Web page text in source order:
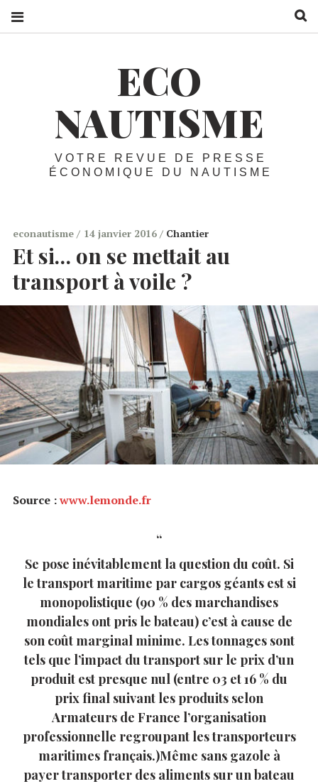
ECO
NAUTISME
VOTRE REVUE DE PRESSE
ÉCONOMIQUE DU NAUTISME
econautisme 14 janvier 2016 Chantier
Et si… on se mettait au
transport à voile ?
Source :www.lemonde.fr
Se pose inévitablement la question du coût. Si
le transport maritime par cargos géants est si
monopolistique (90 % des marchandises
mondiales ont pris le bateau) c’est à cause de
son coût marginal minime. Les tonnages sont
tels que l’impact du transport sur le prix d’un
produit est presque nul (entre 03 et 16 % du
prix final suivant les produits selon
Armateurs de France l’organisation
professionnelle regroupant les transporteurs
maritimes français.)Même sans gazole à
payer transporter des aliments sur un bateau